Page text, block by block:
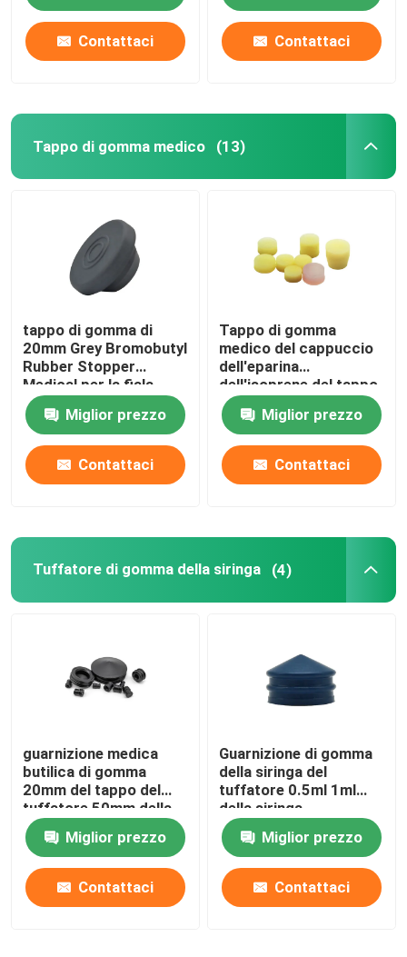
Prodotti
Chi siamo
Fatory Tour
Contattaci
Gomma di silicone medica
Tappo di gomma medico
Tuffatore di gomma della siringa
Accessori della siringa
Contattaci Contattaci
Tappo di gomma medico (13)
tappo di gomma di
20mm Grey Bromobutyl
Rubber Stopper
Medical per la fiala
dell'iniezione
Miglior prezzo
Contattaci
Tappo di gomma
medico del cappuccio
dell'eparina
dell'isoprene del tappo
dell'eparina
Miglior prezzo
Contattaci
Tuffatore di gomma della siringa (4)
guarnizione medica
butilica di gomma
20mm del tappo del
tuffatore 50mm della
siringa di 2.5mm 10mm
Miglior prezzo
Contattaci
Guarnizione di gomma
della siringa del
tuffatore 0.5ml 1ml
della siringa
dell'isoprene o del
butile Miglior prezzo
Contattaci